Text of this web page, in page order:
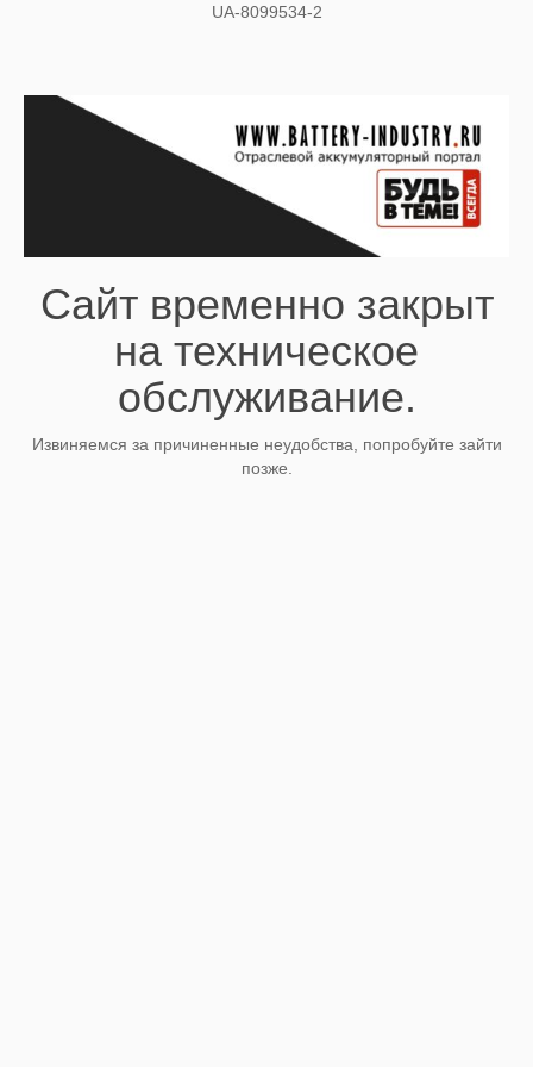
UA-8099534-2
Сайт временно закрыт
на техническое
обслуживание.
Извиняемся за причиненные неудобства, попробуйте зайти
позже.